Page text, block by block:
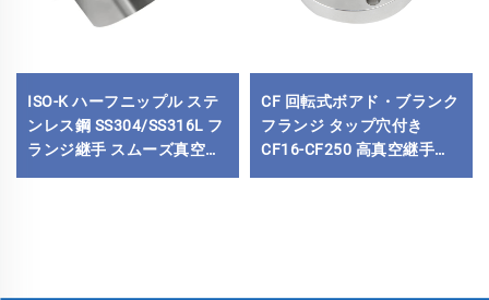
ISO-K ハーフニップル ステ
ンレス鋼 SS304/SS316L フ
ランジ継手 スムーズ真空ク
CF 回転式ボアド・ブランク
フランジ タップ穴付き
CF16-CF250 高真空継手